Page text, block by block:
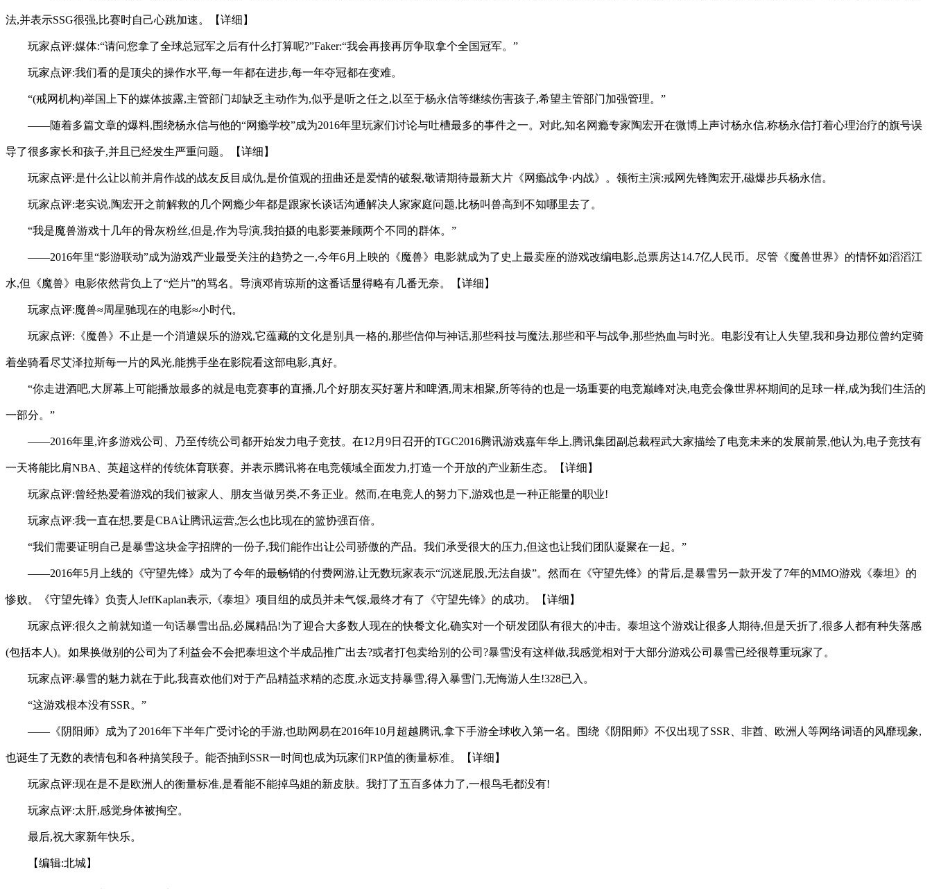
法,并表示SSG很强,比赛时自己心跳加速。【详细】
玩家点评:媒体:“请问您拿了全球总冠军之后有什么打算呢?”Faker:“我会再接再厉争取拿个全国冠军。”
玩家点评:我们看的是顶尖的操作水平,每一年都在进步,每一年夺冠都在变难。
“(戒网机构)举国上下的媒体披露,主管部门却缺乏主动作为,似乎是听之任之,以至于杨永信等继续伤害孩子,希望主管部门加强管理。”
——随着多篇文章的爆料,围绕杨永信与他的“网瘾学校”成为2016年里玩家们讨论与吐槽最多的事件之一。对此,知名网瘾专家陶宏开在微博上声讨杨永信,称杨永信打着心理治疗的旗号误
导了很多家长和孩子,并且已经发生严重问题。【详细】
玩家点评:是什么让以前并肩作战的战友反目成仇,是价值观的扭曲还是爱情的破裂,敬请期待最新大片《网瘾战争·内战》。领衔主演:戒网先锋陶宏开,磁爆步兵杨永信。
玩家点评:老实说,陶宏开之前解救的几个网瘾少年都是跟家长谈话沟通解决人家家庭问题,比杨叫兽高到不知哪里去了。
“我是魔兽游戏十几年的骨灰粉丝,但是,作为导演,我拍摄的电影要兼顾两个不同的群体。”
——2016年里“影游联动”成为游戏产业最受关注的趋势之一,今年6月上映的《魔兽》电影就成为了史上最卖座的游戏改编电影,总票房达14.7亿人民币。尽管《魔兽世界》的情怀如滔滔江
水,但《魔兽》电影依然背负上了“烂片”的骂名。导演邓肯琼斯的这番话显得略有几番无奈。【详细】
玩家点评:魔兽≈周星驰现在的电影≈小时代。
玩家点评:《魔兽》不止是一个消遣娱乐的游戏,它蕴藏的文化是别具一格的,那些信仰与神话,那些科技与魔法,那些和平与战争,那些热血与时光。电影没有让人失望,我和身边那位曾约定骑
着坐骑看尽艾泽拉斯每一片的风光,能携手坐在影院看这部电影,真好。
“你走进酒吧,大屏幕上可能播放最多的就是电竞赛事的直播,几个好朋友买好薯片和啤酒,周末相聚,所等待的也是一场重要的电竞巅峰对决,电竞会像世界杯期间的足球一样,成为我们生活的
一部分。”
——2016年里,许多游戏公司、乃至传统公司都开始发力电子竞技。在12月9日召开的TGC2016腾讯游戏嘉年华上,腾讯集团副总裁程武大家描绘了电竞未来的发展前景,他认为,电子竞技有
一天将能比肩NBA、英超这样的传统体育联赛。并表示腾讯将在电竞领域全面发力,打造一个开放的产业新生态。【详细】
玩家点评:曾经热爱着游戏的我们被家人、朋友当做另类,不务正业。然而,在电竞人的努力下,游戏也是一种正能量的职业!
玩家点评:我一直在想,要是CBA让腾讯运营,怎么也比现在的篮协强百倍。
“我们需要证明自己是暴雪这块金字招牌的一份子,我们能作出让公司骄傲的产品。我们承受很大的压力,但这也让我们团队凝聚在一起。”
——2016年5月上线的《守望先锋》成为了今年的最畅销的付费网游,让无数玩家表示“沉迷屁股,无法自拔”。然而在《守望先锋》的背后,是暴雪另一款开发了7年的MMO游戏《泰坦》的
惨败。《守望先锋》负责人JeffKaplan表示,《泰坦》项目组的成员并未气馁,最终才有了《守望先锋》的成功。【详细】
玩家点评:很久之前就知道一句话暴雪出品,必属精品!为了迎合大多数人现在的快餐文化,确实对一个研发团队有很大的冲击。泰坦这个游戏让很多人期待,但是夭折了,很多人都有种失落感
(包括本人)。如果换做别的公司为了利益会不会把泰坦这个半成品推广出去?或者打包卖给别的公司?暴雪没有这样做,我感觉相对于大部分游戏公司暴雪已经很尊重玩家了。
玩家点评:暴雪的魅力就在于此,我喜欢他们对于产品精益求精的态度,永远支持暴雪,得入暴雪门,无悔游人生!328已入。
“这游戏根本没有SSR。”
——《阴阳师》成为了2016年下半年广受讨论的手游,也助网易在2016年10月超越腾讯,拿下手游全球收入第一名。围绕《阴阳师》不仅出现了SSR、非酋、欧洲人等网络词语的风靡现象,
也诞生了无数的表情包和各种搞笑段子。能否抽到SSR一时间也成为玩家们RP值的衡量标准。【详细】
玩家点评:现在是不是欧洲人的衡量标准,是看能不能掉鸟姐的新皮肤。我打了五百多体力了,一根鸟毛都没有!
玩家点评:太肝,感觉身体被掏空。
最后,祝大家新年快乐。
【编辑:北城】